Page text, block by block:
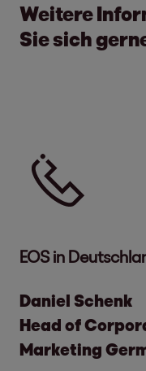
Weitere
Sie sich
Tel.
EOS in
Daniel Schenk
Head of
Marketing